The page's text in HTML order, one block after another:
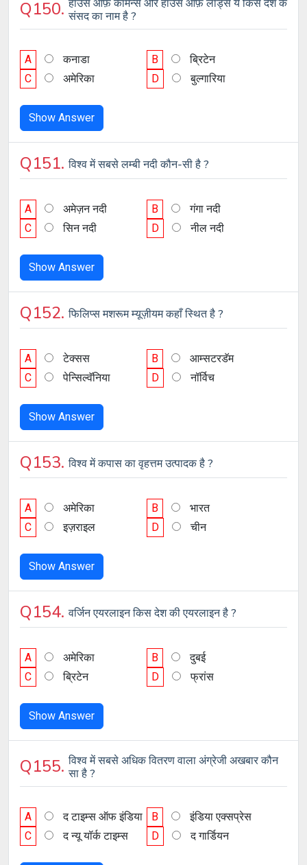
Q150.हाउस ऑफ़ कॉमन्स और हाउस ऑफ़ लॉर्ड्स ये किस देश के
संसद का नाम है ?
A कनाडा B
ब्रिटेन
C
अमेरिका D बुल्गारिया
Show Answer
Q151.विश्व में सबसे लम्बी नदी कौन-सी है ?
A अमेज़न नदी B
गंगा नदी
C
सिन नदी D नील नदी
Show Answer
Q152.फिलिप्स मशरूम म्यूज़ीयम कहाँ स्थित है ?
A टेक्सस B
आम्सटरडॅम
C
पेन्सिल्वॅनिया D नॉर्विच
Show Answer
Q153.विश्व में कपास का वृहत्तम उत्पादक है ?
A अमेरिका B
भारत
C
इज़राइल D चीन
Show Answer
Q154.वर्जिन एयरलाइन किस देश की एयरलाइन है ?
A अमेरिका B
दुबई
C
ब्रिटेन D फ्रांस
Show Answer
Q155.विश्व में सबसे अधिक वितरण वाला अंग्रेजी अखबार कौन
सा है ?
A द टाइम्स ऑफ इंडिया B
इंडिया एक्सप्रेस
C
द न्यू यॉर्क टाइम्स D द गार्डियन